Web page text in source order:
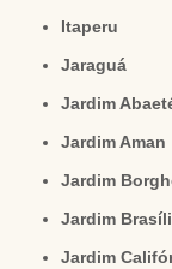
Itaperu
Jaraguá
Jardim
Jardim Aman
Jardim
Jardim
Jardim